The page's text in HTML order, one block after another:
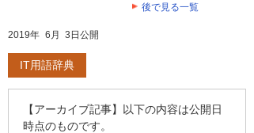
後で見る一覧
2019年 6月 3日公開
IT用語辞典
【アーカイブ記事】以下の内容は公開日
時点のものです。